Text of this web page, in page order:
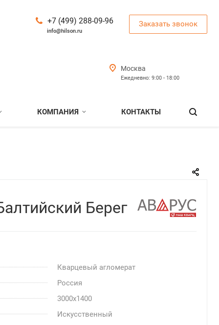
+7 (499) 288-09-96
info@hilson.ru
Заказать звонок
Москва
Ежедневно: 9:00 - 18:00
КОМПАНИЯ КОНТАКТЫ
Берег
Кварцевый агломерат
Россия
3000x1400
Искусственный